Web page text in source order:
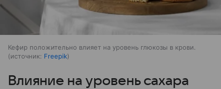
Кефир положительно влияет на уровень глюкозы в крови.
источник: Freepik
Влияние на уровень сахара